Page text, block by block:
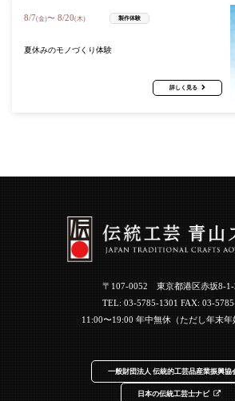
8/7(金)〜 8/20(木) 製作体験
夏休みのモノづくり体験
詳しく見る
〒107-0052 東京都港区赤坂8-1-
TEL: 03-5785-1301 FAX: 03-
11:00〜19:00 年中無休（ただし年末年
一般財団法人 伝統的工芸品産業振興協
日本の伝統工芸士ナビ